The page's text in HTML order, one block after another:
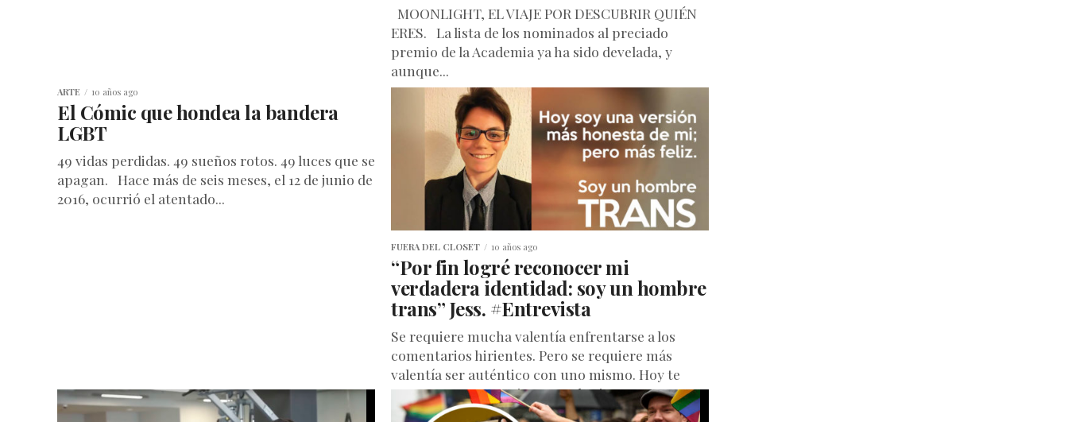
MOONLIGHT, EL VIAJE POR DESCUBRIR QUIÉN
ERES. La lista de los nominados al preciado
premio de la Academia ya ha sido develada, y
aunque...
ARTE 10 años ago
El Cómic que hondea la bandera
LGBT
49 vidas perdidas. 49 sueños rotos. 49 luces que se
apagan. Hace más de seis meses, el 12 de junio de
2016, ocurrió el atentado...
FUERA DEL CLOSET 10 años ago
“Por fin logré reconocer mi
verdadera identidad: soy un hombre
trans” Jess. #Entrevista
Se requiere mucha valentía enfrentarse a los
comentarios hirientes. Pero se requiere más
valentía ser auténtico con uno mismo. Hoy te
traemos una entrevista con alguien...